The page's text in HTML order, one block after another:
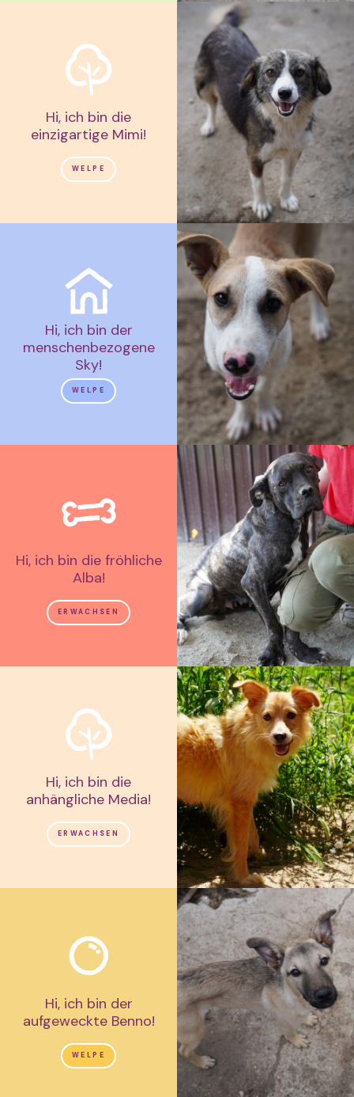
Hi, ich bin die
einzigartige Mimi!
WELPE
Hi, ich bin der
menschenbezogene
Sky!
WELPE
Hi, ich bin die fröhliche
Alba!
ERWACHSEN
Hi, ich bin die
anhängliche Media!
ERWACHSEN
Hi, ich bin der
aufgeweckte Benno!
WELPE